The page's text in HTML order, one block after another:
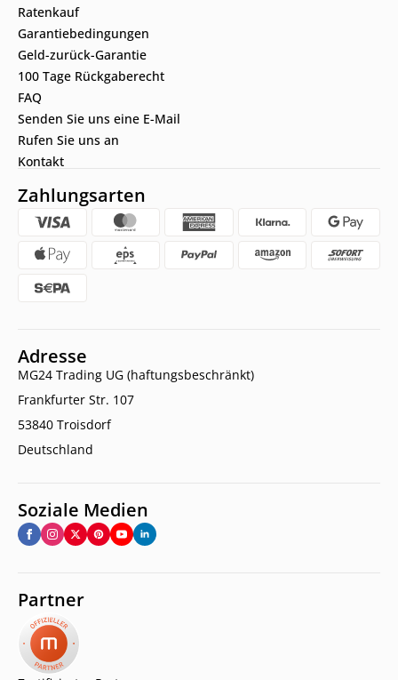
Ratenkauf
Garantiebedingungen
Geld-zurück-Garantie
100 Tage Rückgaberecht
FAQ
Senden Sie uns eine E-Mail
Rufen Sie uns an
Kontakt
Zahlungsarten
Adresse
MG24 Trading UG (haftungsbeschränkt)
Frankfurter Str. 107
53840 Troisdorf
Deutschland
Soziale Medien
Partner